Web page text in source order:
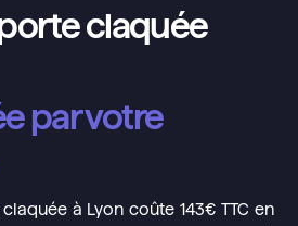
claquée
par votre
à Lyon coûte 143€ TTC en